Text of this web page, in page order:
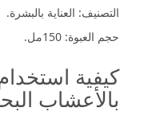
التصنيف: العناية بالبشرة.
حجم العبوة: 150مل.
كيفية
بالأعشاب